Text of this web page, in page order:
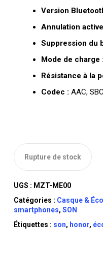
Version
Annulation
Suppression du
Mode de charge :
Résistance à la
Codec : AAC, SBC
Rupture de stock
UGS : MZT-ME00
Catégories : Casque &
smartphones, SON
Étiquettes : son, honor,